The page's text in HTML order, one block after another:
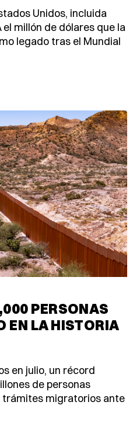
Unidos, incluida
el millón de dólares que la
legado tras el Mundial
PERSONAS
EN LA HISTORIA
en julio, un récord
de personas
trámites migratorios ante